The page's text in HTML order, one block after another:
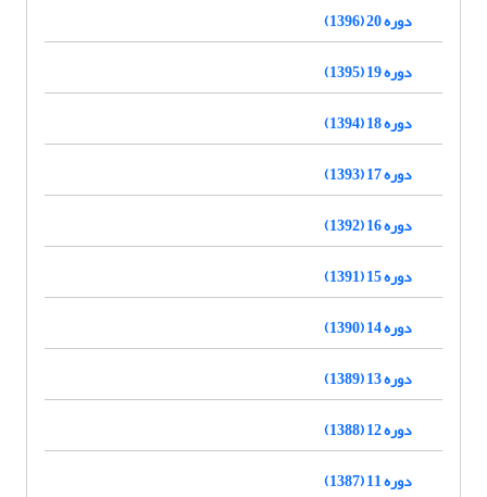
دوره 20 (1396)
دوره 19 (1395)
دوره 18 (1394)
دوره 17 (1393)
دوره 16 (1392)
دوره 15 (1391)
دوره 14 (1390)
دوره 13 (1389)
دوره 12 (1388)
دوره 11 (1387)